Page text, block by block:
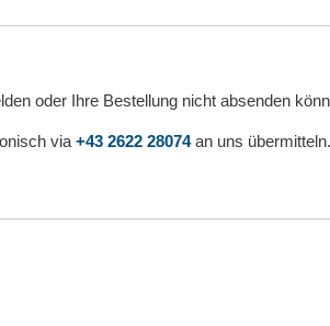
oder Ihre Bestellung nicht absenden
via +43 2622 28074an uns übermitteln.